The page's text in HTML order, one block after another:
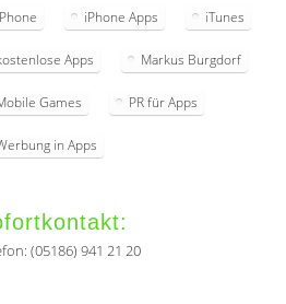
iPhone Apps iTunes
Apps Markus Burgdorf
Games PR für Apps
in Apps
(05186) 941 21 20